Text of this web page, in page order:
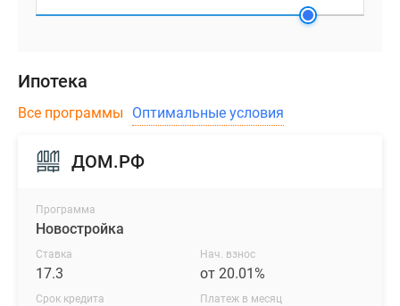
Ипотека
Все программы Оптимальные условия
ДОМ.РФ
Программа
Новостройка
Ставка
17.3
Нач. взнос
от 20.01%
Срок кредита Платеж в месяц